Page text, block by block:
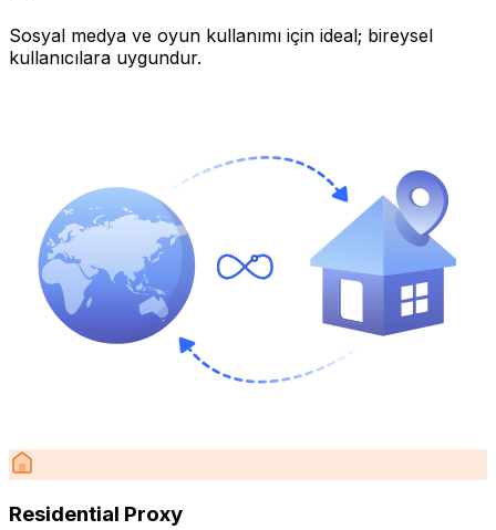
Sosyal medya ve oyun kullanımı için ideal; bireysel
kullanıcılara uygundur.
Residential Proxy